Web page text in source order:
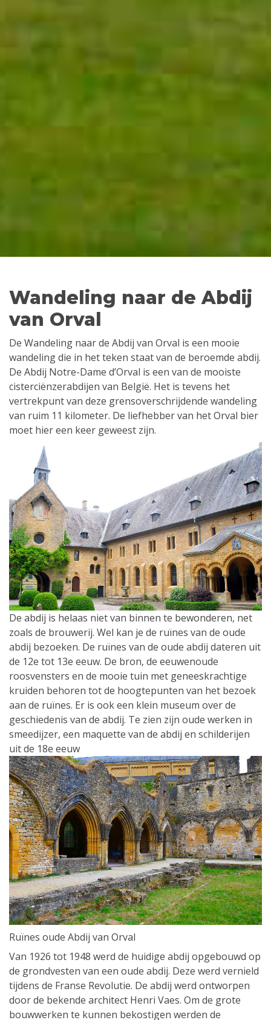
Wandeling naar de Abdij
van Orval
De Wandeling naar de Abdij van Orval is een mooie
wandeling die in het teken staat van de beroemde abdij.
De Abdij Notre-Dame d’Orval is een van de mooiste
cisterciënzerabdijen van België. Het is tevens het
vertrekpunt van deze grensoverschrijdende wandeling
van ruim 11 kilometer. De liefhebber van het Orval bier
moet hier een keer geweest zijn.
De abdij is helaas niet van binnen te bewonderen, net
zoals de brouwerij. Wel kan je de ruïnes van de oude
abdij bezoeken. De ruïnes van de oude abdij dateren uit
de 12e tot 13e eeuw. De bron, de eeuwenoude
roosvensters en de mooie tuin met geneeskrachtige
kruiden behoren tot de hoogtepunten van het bezoek
aan de ruïnes. Er is ook een klein museum over de
geschiedenis van de abdij. Te zien zijn oude werken in
smeedijzer, een maquette van de abdij en schilderijen
uit de 18e eeuw
Ruïnes oude Abdij van Orval
Van 1926 tot 1948 werd de huidige abdij opgebouwd op
de grondvesten van een oude abdij. Deze werd vernield
tijdens de Franse Revolutie. De abdij werd ontworpen
door de bekende architect Henri Vaes. Om de grote
bouwwerken te kunnen bekostigen werden de